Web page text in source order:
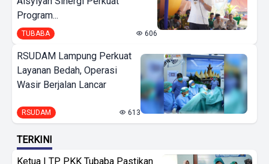
Program...
TUBABA 606
RSUDAM Lampung Perkuat
Layanan Bedah, Operasi
Wasir Berjalan Lancar
RSUDAM 613
TERKINI
Ketua I TP PKK Tubaba Pastikan